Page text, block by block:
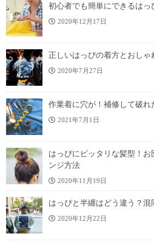
初心者でも簡単にできるはっ
2020年12月17日
正しいはっぴの着方とおしゃ
2020年7月27日
作業着に穴が！補修して破
2021年7月1日
はっぴにピッタリな髪型！
ンジ方法
2020年11月19日
はっぴと半纏はどう違う？
2020年12月22日